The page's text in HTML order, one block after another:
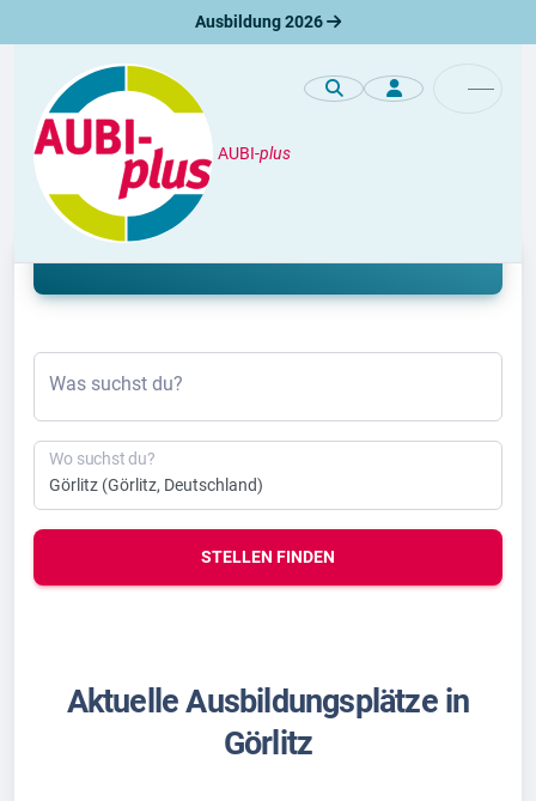
Ausbildung 2026
AUBI-plus
Ausbildung
Ausbildung Görlitz 2026 & 2027
Was suchst du?
Wo suchst du?
STELLEN FINDEN
Aktuelle Ausbildungsplätze in
Görlitz